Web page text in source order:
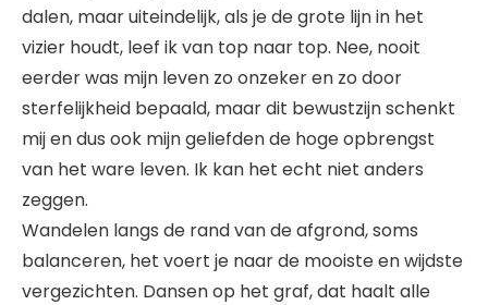
dalen, maar uiteindelijk, als je de grote lijn in het
vizier houdt, leef ik van top naar top. Nee, nooit
eerder was mijn leven zo onzeker en zo door
sterfelijkheid bepaald, maar dit bewustzijn schenkt
mij en dus ook mijn geliefden de hoge opbrengst
van het ware leven. Ik kan het echt niet anders
zeggen.
Wandelen langs de rand van de afgrond, soms
balanceren, het voert je naar de mooiste en wijdste
vergezichten. Dansen op het graf, dat haalt alle